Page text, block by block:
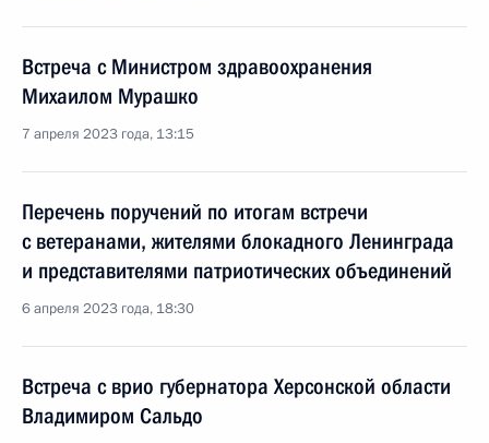
Встреча с Министром здравоохранения
Михаилом Мурашко
7 апреля 2023 года, 13:15
Перечень поручений по итогам встречи
с ветеранами, жителями блокадного Ленинграда
и представителями патриотических объединений
6 апреля 2023 года, 18:30
Встреча с врио губернатора Херсонской области
Владимиром Сальдо